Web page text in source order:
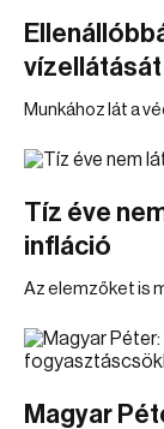
vízellátását
Munkához lát a
Tíz éve
infláció
Az elemzőket is
Magyar